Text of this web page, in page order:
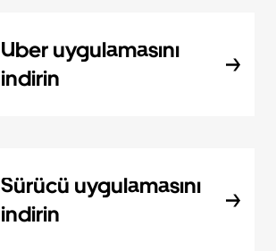
Uber uygulamasını
indirin
Sürücü uygulamasını
indirin